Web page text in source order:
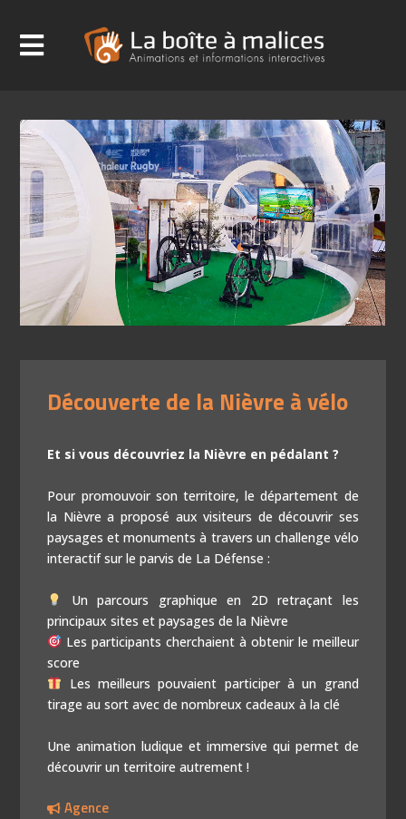
Découverte de la Nièvre à vélo
Et si vous découvriez la Nièvre en pédalant ?
Pour promouvoir son territoire, le département de
la Nièvre a proposé aux visiteurs de découvrir ses
paysages et monuments à travers un challenge vélo
interactif sur le parvis de La Défense :
Un parcours graphique en 2D retraçant les
principaux sites et paysages de la Nièvre
Les participants cherchaient à obtenir le meilleur
score
Les meilleurs pouvaient participer à un grand
tirage au sort avec de nombreux cadeaux à la clé
Une animation ludique et immersive qui permet de
découvrir un territoire autrement !
Agence